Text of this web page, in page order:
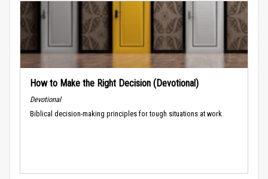
How to Make the Right Decision (Devotional)
Devotional
Biblical decision-making principles for tough situations at work.